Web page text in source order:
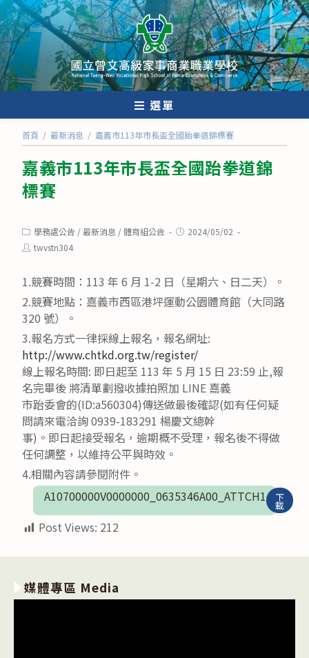
跳
轉
至
主
要
內
選單
首頁 / 最新消息 / 嘉義市113年市長盃全國跆拳道錦標賽
嘉義市113年市長盃全國跆拳道錦
標賽
Post
category:
學務處公告 /最新消息 /體育組公告
Post2024/05/02
Posttwvstn304
1.競賽時間：113 年 6 月 1-2 日（星期六、日二天）。
2.競賽地點：嘉義市西區港坪運動公園體育館（大同路
320 號）。
3.報名方式一律採線上報名，報名網址:
http://www.chtkd.org.tw/register/
線上報名時間: 即日起至 113 年 5 月 15 日 23:59 止,報
名完畢後 將清單劃撥收據拍照加 LINE 嘉義
市跆委會的(ID:a560304)傳送做最後確認(如有任何疑
問請來電洽詢 0939-183291 楊慶文總幹
事)。即日起接受報名，逾期概不受理，報名後不得做
任何調整，以維持公平與時效。
4.相關內容請參閱附件。
A10700000V0000000_0635346A00_ATTCH1
下
載
Post Views: 212
媒體專區 Media